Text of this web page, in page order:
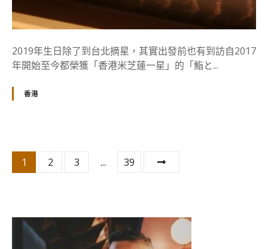
鮨
と
み
吃
日
2019年生日除了到台北摘星，其實出發前也有到訪自2017
年開始至今都榮獲「香港米芝蓮一星」的「鮨と...
香港
文
分
頁
1 2 3 ... 39